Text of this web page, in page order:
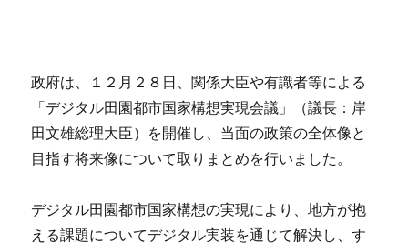
政府は、１２月２８日、関係大臣や有識者等による
「デジタル田園都市国家構想実現会議」（議長：岸
田文雄総理大臣）を開催し、当面の政策の全体像と
目指す将来像について取りまとめを行いました。
デジタル田園都市国家構想の実現により、地方が抱
える課題についてデジタル実装を通じて解決し、す